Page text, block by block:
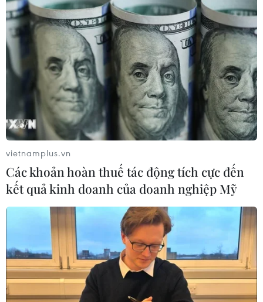
Thêm gần 100 người đăng ký hiến mô tạng
sau khi qua đời
02/03/2018 10:24
Theo Trung tâm Điều phối ghép tạng Quốc gia, từ ngày
25/2 đến 1/3, Trung tâm đã nhận được 251 trường hợp
đăng ký hiến mô tạng sau khi chết/chết não.
vietnamplus.vn
Các khoản hoàn thuế tác động tích cực đến
kết quả kinh doanh của doanh nghiệp Mỹ